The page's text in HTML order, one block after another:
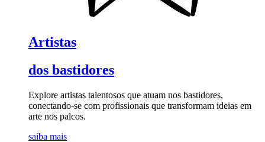
Artistas
dos bastidores
Explore artistas talentosos que atuam nos bastidores,
conectando-se com profissionais que transformam ideias em
arte nos palcos.
saiba mais